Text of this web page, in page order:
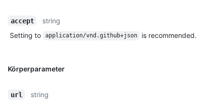
accept
string
Setting to
application/vnd.github+json is recommended.
Körperparameter
url
string